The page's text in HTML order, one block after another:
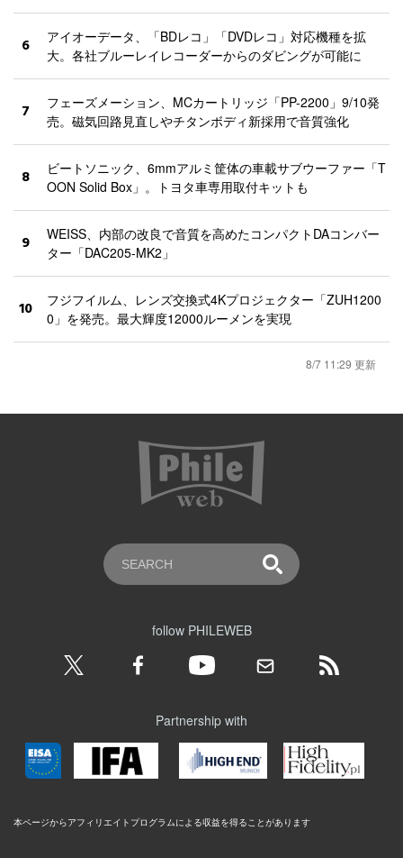
6
アイオーデータ、「BDレコ」「DVDレコ」対応機種を拡
大。各社ブルーレイレコーダーからのダビングが可能に
7
フェーズメーション、MCカートリッジ「PP-2200」9/10発
売。磁気回路見直しやチタンボディ新採用で音質強化
8
ビートソニック、6mmアルミ筐体の車載サブウーファー「T
OON Solid Box」。トヨタ車専用取付キットも
9
WEISS、内部の改良で音質を高めたコンパクトDAコンバー
ター「DAC205-MK2」
10
フジフイルム、レンズ交換式4Kプロジェクター「ZUH1200
0」を発売。最大輝度12000ルーメンを実現
8/7 11:29 更新
follow PHILEWEB
Partnership with
本ページからアフィリエイトプログラムによる収益を得ることがあります